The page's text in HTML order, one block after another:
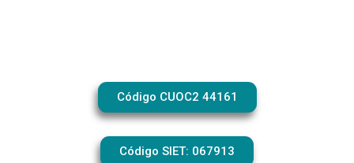
Código CUOC2 44161
Código SIET: 067913